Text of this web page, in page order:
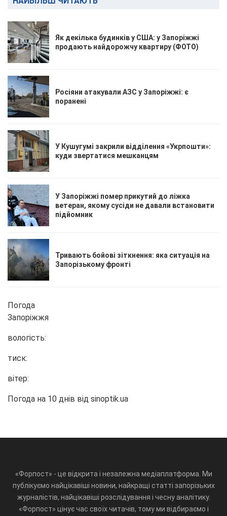
Як декілька будинків у США: у Запоріжжі
продають найдорожчу квартиру (ФОТО)
Росіяни атакували АЗС у Запоріжжі: є
поранені
У Кушугумі закрили відділення «Укрпошти»:
куди звертатися мешканцям
У Запоріжжі помер прикутий до ліжка
ветеран, якому сусіди не давали встановити
підйомник
Тривають бойові зіткнення: яка ситуація на
Запорізькому фронті
Погода
Запоріжжя
вологість:
тиск:
вітер:
Погода на 10 днів від sinoptik.ua
«Форпост» - це відкрита і незалежна медіаплатформа. Ми
публікуємо найцікавіші новини, найкращі статті запорізьких
журналістів, найцікавіші розслідування і чесну аналітику.
«Форпост» цінує час своїх читачів, тому ми відбираємо і